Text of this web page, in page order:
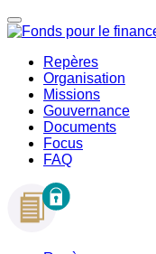
Repères
Organisation
Missions
Gouvernance
Documents
Focus
FAQ